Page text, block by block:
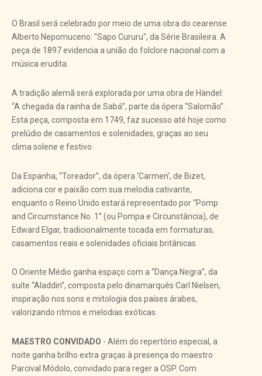
O Brasil será celebrado por meio de uma obra do cearense
Alberto Nepomuceno: "Sapo Cururu", da Série Brasileira. A
peça de 1897 evidencia a união do folclore nacional com a
música erudita.
A tradição alemã será explorada por uma obra de Händel:
“A chegada da rainha de Sabá”, parte da ópera “Salomão”.
Esta peça, composta em 1749, faz sucesso até hoje como
prelúdio de casamentos e solenidades, graças ao seu
clima solene e festivo.
Da Espanha, “Toreador”, da ópera ‘Carmen’, de Bizet,
adiciona cor e paixão com sua melodia cativante,
enquanto o Reino Unido estará representado por “Pomp
and Circumstance No. 1” (ou Pompa e Circunstância), de
Edward Elgar, tradicionalmente tocada em formaturas,
casamentos reais e solenidades oficiais britânicas.
O Oriente Médio ganha espaço com a “Dança Negra”, da
suíte “Aladdin”, composta pelo dinamarquês Carl Nielsen,
inspiração nos sons e mitologia dos países árabes,
valorizando ritmos e melodias exóticas.
MAESTRO CONVIDADO - Além do repertório especial, a
noite ganha brilho extra graças à presença do maestro
Parcival Módolo, convidado para reger a OSP. Com